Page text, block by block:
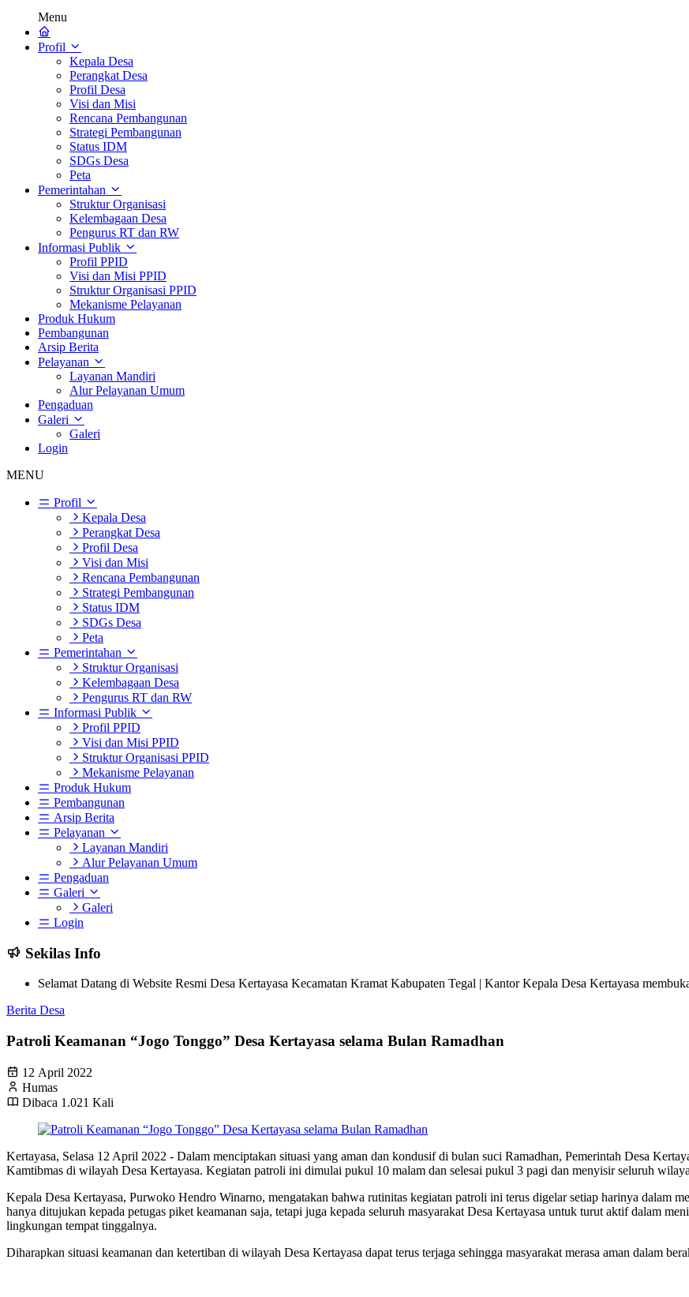
Menu
Profil
Kepala Desa
Perangkat Desa
Profil Desa
Visi dan Misi
Rencana Pembangunan
Strategi Pembangunan
Status IDM
SDGs Desa
Peta
Pemerintahan
Struktur Organisasi
Kelembagaan Desa
Pengurus RT dan RW
Informasi Publik
Profil PPID
Visi dan Misi PPID
Struktur Organisasi PPID
Mekanisme Pelayanan
Produk Hukum
Pembangunan
Arsip Berita
Pelayanan
Layanan Mandiri
Alur Pelayanan Umum
Pengaduan
Galeri
Galeri
Login
MENU
Profil
Kepala Desa
Perangkat Desa
Profil Desa
Visi dan Misi
Rencana Pembangunan
Strategi Pembangunan
Status IDM
SDGs Desa
Peta
Pemerintahan
Struktur Organisasi
Kelembagaan Desa
Pengurus RT dan RW
Informasi Publik
Profil PPID
Visi dan Misi PPID
Struktur Organisasi PPID
Mekanisme Pelayanan
Produk Hukum
Pembangunan
Arsip Berita
Pelayanan
Layanan Mandiri
Alur Pelayanan Umum
Pengaduan
Galeri
Galeri
Login
Sekilas Info
Selamat Datang di Website Resmi Desa Kertayasa Kecamatan Kramat Kabupaten Tegal | Kantor Kepala Desa Kertayasa
Berita Desa
Patroli Keamanan “Jogo Tonggo” Desa Kertayasa selama Bulan Ramadhan
12 April 2022
Humas
Dibaca 1.021 Kali
Kertayasa, Selasa 12 April 2022 - Dalam menciptakan situasi yang aman dan kondusif di bulan suci Ramadhan, Pemerintah Desa
Kamtibmas di wilayah Desa Kertayasa. Kegiatan patroli ini dimulai pukul 10 malam dan selesai pukul 3 pagi dan menyisir seluruh
Kepala Desa Kertayasa, Purwoko Hendro Winarno, mengatakan bahwa rutinitas kegiatan patroli ini terus digelar setiap harinya dalam
hanya ditujukan kepada petugas piket keamanan saja, tetapi juga kepada seluruh masyarakat Desa Kertayasa untuk turut aktif dalam
lingkungan tempat tinggalnya.
Diharapkan situasi keamanan dan ketertiban di wilayah Desa Kertayasa dapat terus terjaga sehingga masyarakat merasa aman dalam